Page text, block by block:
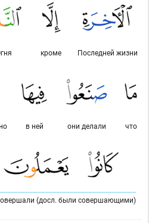
Последней жизни
кроме
что
они делали
в ней
(досл. были совершающими)